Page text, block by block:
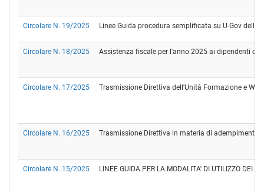
Circolare N. 19/2025 Linee Guida procedura semplificata su U-Gov delle
Circolare N. 18/2025 Assistenza fiscale per l'anno 2025 ai dipendenti
Circolare N. 17/2025 Trasmissione Direttiva dell'Unità Formazione e
Circolare N. 16/2025 Trasmissione Direttiva in materia di adempimenti
Circolare N. 15/2025 LINEE GUIDA PER LA MODALITA' DI UTILIZZO DEI